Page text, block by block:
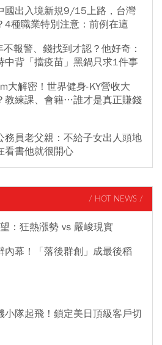
出入境新規9/15上路，台灣
4種職業特別注意：前例在這
報警、錢找到才認？他好奇：
背「擋疫苗」黑鍋只求1件事
大解密！世界健身-KY營收大
教練課、會籍…誰才是真正賺錢
務員老父親：不給子女出人頭地
看書他就很開心
/ HOT NEWS /
：狂熱漲勢 vs 嚴峻現實
內幕！「落後群創」成最後稻
小隊起飛！鎖定美日頂級客戶切